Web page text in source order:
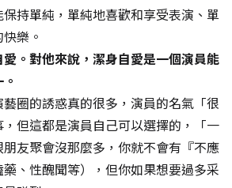
持單純，單純地喜歡和享受表演、單
樂。
。對他來說，潔身自愛是一個演員能
圈的誘惑真的很多，演員的名氣「很
但這都是演員自己可以選擇的，「一
友聚會沒那麼多，你就不會有『不應
、性醜聞等），但你如果想要過多采